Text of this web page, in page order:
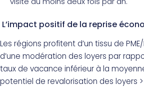
L’impact positif de la reprise
Les régions profitent d’un tissu de
d’une modération des loyers par
taux de vacance inférieur à la
potentiel de revalorisation des loyers >